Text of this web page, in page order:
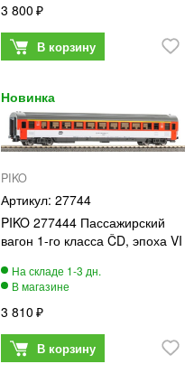
3 800
PIKO
27744
PIKO 277444 Пассажирский
вагон 1-го класса ČD, эпоха VI
3 810